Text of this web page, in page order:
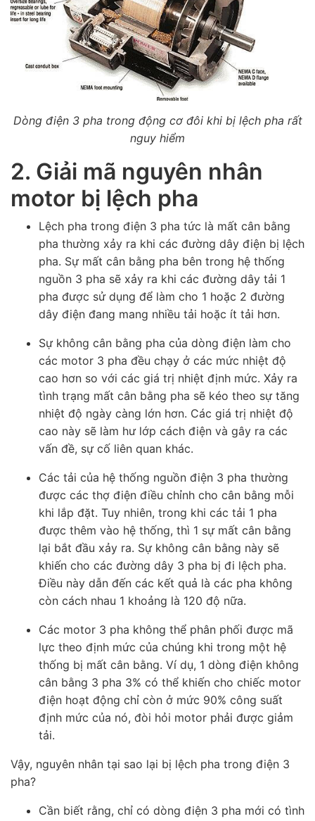
Dòng điện 3 pha trong động cơ đôi khi bị lệch pha rất
nguy hiểm
2. Giải mã nguyên nhân
motor bị lệch pha
Lệch pha trong điện 3 pha tức là mất cân bằng
pha thường xảy ra khi các đường dây điện bị lệch
pha. Sự mất cân bằng pha bên trong hệ thống
nguồn 3 pha sẽ xảy ra khi các đường dây tải 1
pha được sử dụng để làm cho 1 hoặc 2 đường
dây điện đang mang nhiều tải hoặc ít tải hơn.
Sự không cân bằng pha của dòng điện làm cho
các motor 3 pha đều chạy ở các mức nhiệt độ
cao hơn so với các giá trị nhiệt định mức. Xảy ra
tình trạng mất cân bằng pha sẽ kéo theo sự tăng
nhiệt độ ngày càng lớn hơn. Các giá trị nhiệt độ
cao này sẽ làm hư lớp cách điện và gây ra các
vấn đề, sự cố liên quan khác.
Các tải của hệ thống nguồn điện 3 pha thường
được các thợ điện điều chỉnh cho cân bằng mỗi
khi lắp đặt. Tuy nhiên, trong khi các tải 1 pha
được thêm vào hệ thống, thì 1 sự mất cân bằng
lại bắt đầu xảy ra. Sự không cân bằng này sẽ
khiến cho các đường dây 3 pha bị đi lệch pha.
Điều này dẫn đến các kết quả là các pha không
còn cách nhau 1 khoảng là 120 độ nữa.
Các motor 3 pha không thể phân phối được mã
lực theo định mức của chúng khi trong một hệ
thống bị mất cân bằng. Ví dụ, 1 dòng điện không
cân bằng 3 pha 3% có thể khiến cho chiếc motor
điện hoạt động chỉ còn ở mức 90% công suất
định mức của nó, đòi hỏi motor phải được giảm
tải.
Vậy, nguyên nhân tại sao lại bị lệch pha trong điện 3
pha?
Cần biết rằng, chỉ có dòng điện 3 pha mới có tình